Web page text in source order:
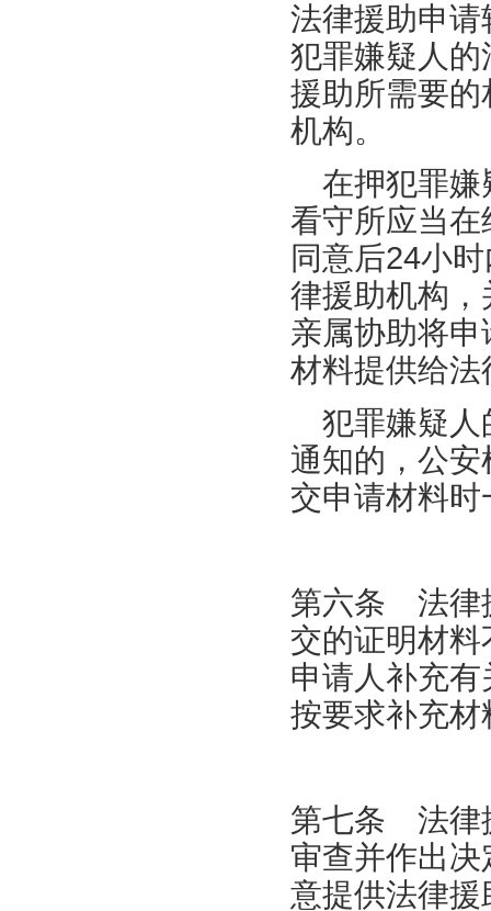
法律援助申
犯罪嫌疑人
援助所需要
机构。
在押犯罪嫌
看守所应当
同意后24小
律援助机构
亲属协助将
材料提供给
犯罪嫌疑人
通知的，公
交申请材料
第六条 法律
交的证明材
申请人补充
按要求补充
第七条 法律
审查并作出
意提供法律